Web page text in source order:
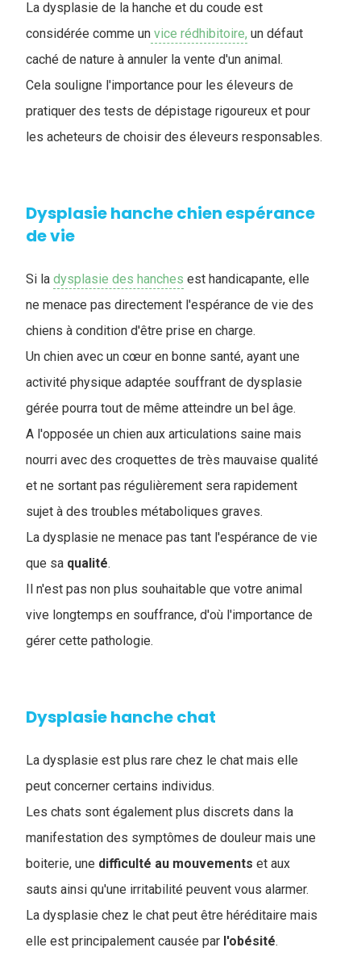
La dysplasie de la hanche et du coude est
considérée comme un vice rédhibitoire, un défaut
caché de nature à annuler la vente d'un animal.
Cela souligne l'importance pour les éleveurs de
pratiquer des tests de dépistage rigoureux et pour
les acheteurs de choisir des éleveurs responsables.
Dysplasie hanche chien espérance
de vie
Si la dysplasie des hanches est handicapante, elle
ne menace pas directement l'espérance de vie des
chiens à condition d'être prise en charge.
Un chien avec un cœur en bonne santé, ayant une
activité physique adaptée souffrant de dysplasie
gérée pourra tout de même atteindre un bel âge.
A l'opposée un chien aux articulations saine mais
nourri avec des croquettes de très mauvaise qualité
et ne sortant pas régulièrement sera rapidement
sujet à des troubles métaboliques graves.
La dysplasie ne menace pas tant l'espérance de vie
que sa qualité.
Il n'est pas non plus souhaitable que votre animal
vive longtemps en souffrance, d'où l'importance de
gérer cette pathologie.
Dysplasie hanche chat
La dysplasie est plus rare chez le chat mais elle
peut concerner certains individus.
Les chats sont également plus discrets dans la
manifestation des symptômes de douleur mais une
boiterie, une difficulté au mouvements et aux
sauts ainsi qu'une irritabilité peuvent vous alarmer.
La dysplasie chez le chat peut être héréditaire mais
elle est principalement causée par l'obésité.